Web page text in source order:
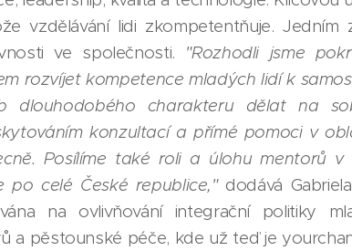
vzdělávání lidi zkompetentňuje.
ve společnosti. "Rozhodli jsme
rozvíjet kompetence mladých lidí k
dlouhodobého charakteru dělat na
konzultací a přímé pomoci v
Posílíme také roli a úlohu mentorů
po celé České republice,"dodává
na ovlivňování integrační politiky
a pěstounské péče, kde už teď je